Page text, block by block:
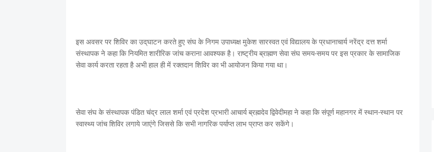
इस अवसर पर शिविर का उद्‌घाटन करते हुए संघ के निगम उपाध्यक्ष मुकेश सारस्वत एवं विद्यालय के प्रधानाचार्य नरेंद्र दत्त शर्मा
संस्थापक ने कहा कि नियमित शारीरिक जांच कराना आवश्यक है। राष्ट्रीय ब्राह्मण सेवा संघ समय-समय पर इस प्रकार के सामाजिक
सेवा कार्य करता रहता है अभी हाल ही में रक्तदान शिविर का भी आयोजन किया गया था।
सेवा संघ के संस्थापक पंडित चंद्र लाल शर्मा एवं प्रदेश प्रभारी आचार्य ब्रह्मदेव द्विवेदीमहा ने कहा कि संपूर्ण महानगर में स्थान-स्थान पर
स्वास्थ्य जांच शिविर लगाये जाएंगे जिससे कि सभी नागरिक पर्याप्त लाभ प्राप्त कर सकेंगे।